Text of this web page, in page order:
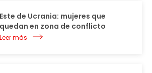
Este de Ucrania: mujeres que
quedan en zona de conflicto
Leer más